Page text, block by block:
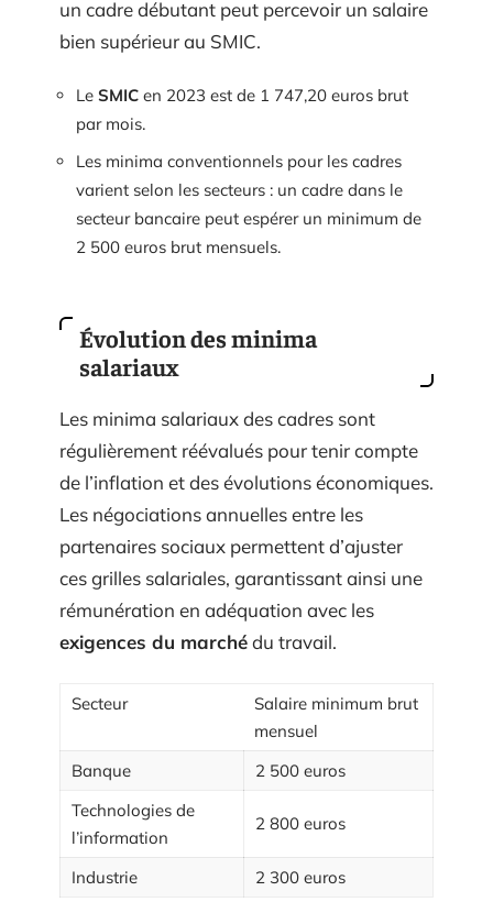
un cadre débutant peut percevoir un salaire
bien supérieur au SMIC.
Le SMIC en 2023 est de 1 747,20 euros brut
par mois.
Les minima conventionnels pour les cadres
varient selon les secteurs : un cadre dans le
secteur bancaire peut espérer un minimum de
2 500 euros brut mensuels.
Évolution des minima
salariaux
Les minima salariaux des cadres sont
régulièrement réévalués pour tenir compte
de l’inflation et des évolutions économiques.
Les négociations annuelles entre les
partenaires sociaux permettent d’ajuster
ces grilles salariales, garantissant ainsi une
rémunération en adéquation avec les
exigences du marchédu travail.
Secteur
Salaire minimum brut
mensuel
Banque
2 500 euros
Technologies de
l’information
2 800 euros
Industrie 2 300 euros